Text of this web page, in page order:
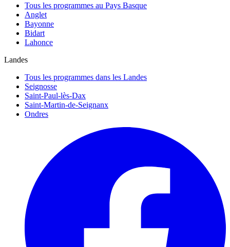
Tous les programmes au Pays Basque
Anglet
Bayonne
Bidart
Lahonce
Landes
Tous les programmes dans les Landes
Seignosse
Saint-Paul-lès-Dax
Saint-Martin-de-Seignanx
Ondres